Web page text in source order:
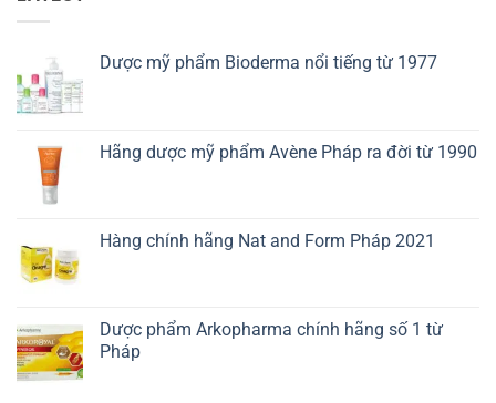
Dược mỹ phẩm Bioderma nổi tiếng từ 1977
Hãng dược mỹ phẩm Avène Pháp ra đời từ 1990
Hàng chính hãng Nat and Form Pháp 2021
Dược phẩm Arkopharma chính hãng số 1 từ
Pháp